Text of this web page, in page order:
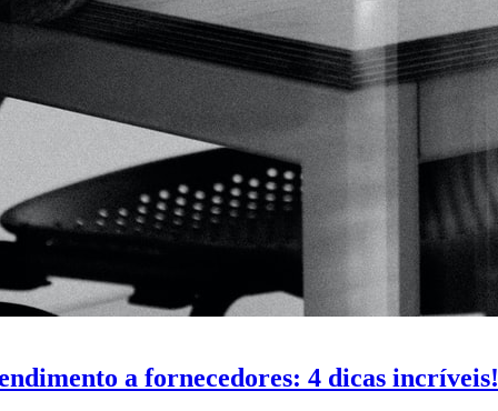
a fornecedores: 4 dicas incríveis!